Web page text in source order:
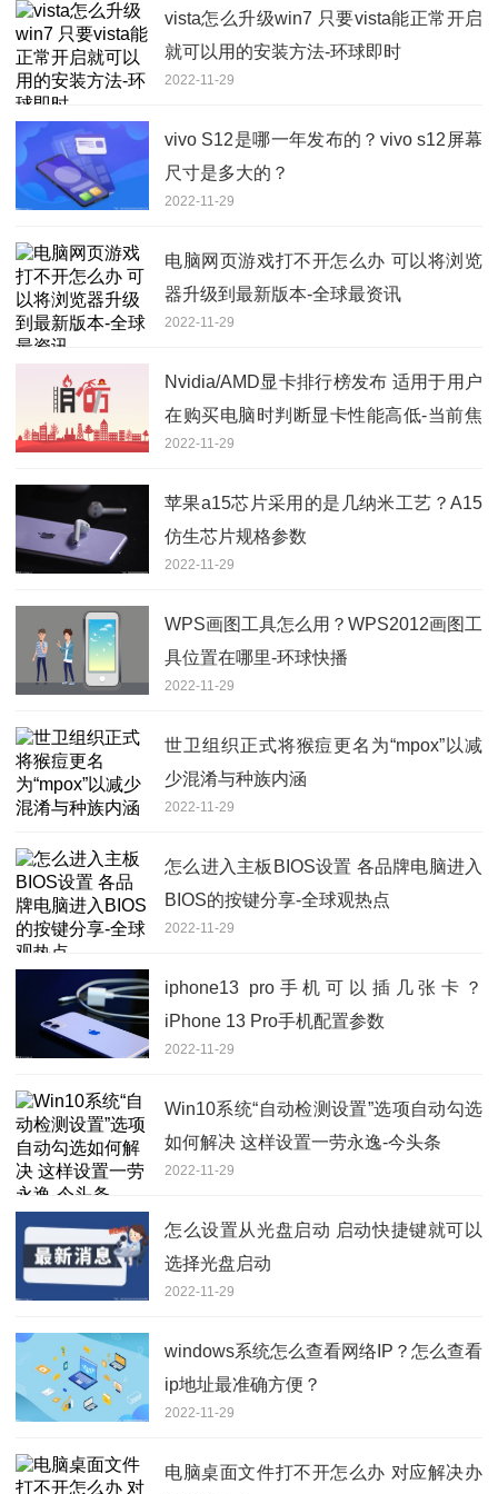
vista怎么升级win7 只要vista能正常开启
就可以用的安装方法-环球即时
2022-11-29
vivo S12是哪一年发布的？vivo s12屏幕
尺寸是多大的？
2022-11-29
电脑网页游戏打不开怎么办 可以将浏览
器升级到最新版本-全球最资讯
2022-11-29
Nvidia/AMD显卡排行榜发布 适用于用户
在购买电脑时判断显卡性能高低-当前焦
点
2022-11-29
苹果a15芯片采用的是几纳米工艺？A15
仿生芯片规格参数
2022-11-29
WPS画图工具怎么用？WPS2012画图工
具位置在哪里-环球快播
2022-11-29
世卫组织正式将猴痘更名为“mpox”以减
少混淆与种族内涵
2022-11-29
怎么进入主板BIOS设置 各品牌电脑进入
BIOS的按键分享-全球观热点
2022-11-29
iphone13 pro手机可以插几张卡？
iPhone 13 Pro手机配置参数
2022-11-29
Win10系统“自动检测设置”选项自动勾选
如何解决 这样设置一劳永逸-今头条
2022-11-29
怎么设置从光盘启动 启动快捷键就可以
选择光盘启动
2022-11-29
windows系统怎么查看网络IP？怎么查看
ip地址最准确方便？
2022-11-29
电脑桌面文件打不开怎么办 对应解决办